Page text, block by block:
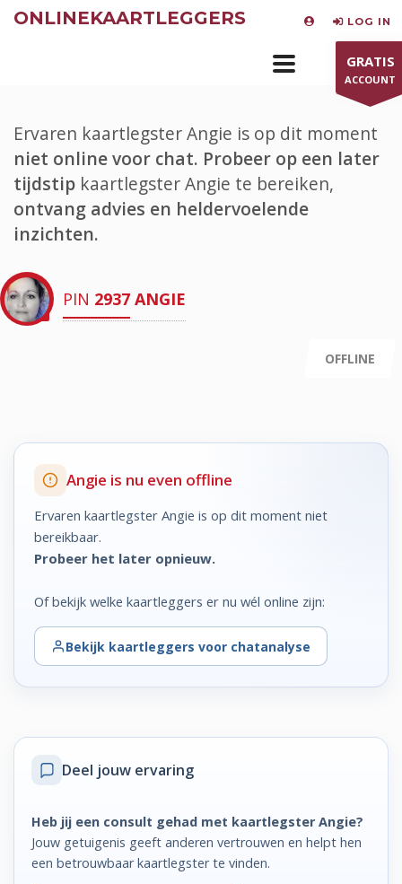
ONLINEKAARTLEGGERS LOG IN
GRATIS
ACCOUNT
Ervaren kaartlegster Angie is op dit moment
niet online voor chat. Probeer op een later
tijdstip kaartlegster Angie te bereiken,
ontvang advies en heldervoelende
inzichten.
PIN 2937 ANGIE
OFFLINE
Angie is nu even offline
Ervaren kaartlegster Angie is op dit moment niet
bereikbaar.
Probeer het later opnieuw.
Of bekijk welke kaartleggers er nu wél online zijn:
Bekijk kaartleggers voor chatanalyse
Deel jouw ervaring
Heb jij een consult gehad met kaartlegster Angie?
Jouw getuigenis geeft anderen vertrouwen en helpt hen
een betrouwbaar kaartlegster te vinden.